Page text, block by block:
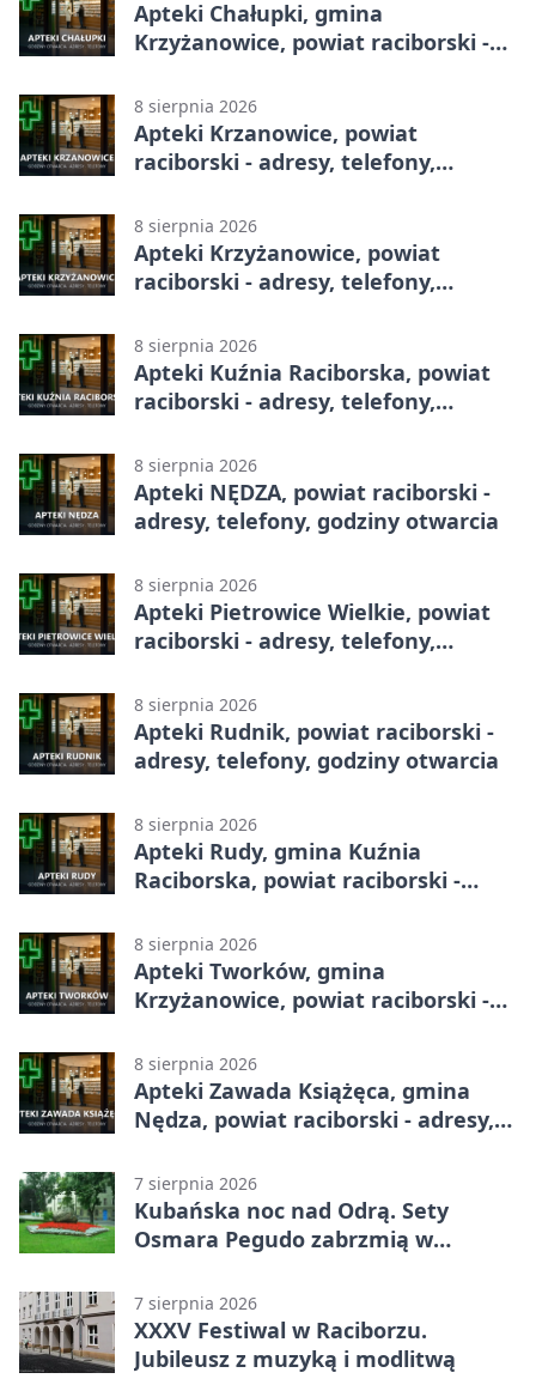
Apteki Chałupki, gmina
Krzyżanowice, powiat raciborski -
8 sierpnia 2026
Apteki Krzanowice, powiat
raciborski - adresy, telefony,
8 sierpnia 2026
Apteki Krzyżanowice, powiat
raciborski - adresy, telefony,
8 sierpnia 2026
Apteki Kuźnia Raciborska, powiat
raciborski - adresy, telefony,
8 sierpnia 2026
Apteki NĘDZA, powiat raciborski -
adresy, telefony, godziny otwarcia
8 sierpnia 2026
Apteki Pietrowice Wielkie, powiat
raciborski - adresy, telefony,
8 sierpnia 2026
Apteki Rudnik, powiat raciborski -
adresy, telefony, godziny otwarcia
8 sierpnia 2026
Apteki Rudy, gmina Kuźnia
Raciborska, powiat raciborski -
8 sierpnia 2026
Apteki Tworków, gmina
Krzyżanowice, powiat raciborski -
8 sierpnia 2026
Apteki Zawada Książęca, gmina
Nędza, powiat raciborski - adresy,
7 sierpnia 2026
Kubańska noc nad Odrą. Sety
Osmara Pegudo zabrzmią w
7 sierpnia 2026
XXXV Festiwal w Raciborzu.
Jubileusz z muzyką i modlitwą